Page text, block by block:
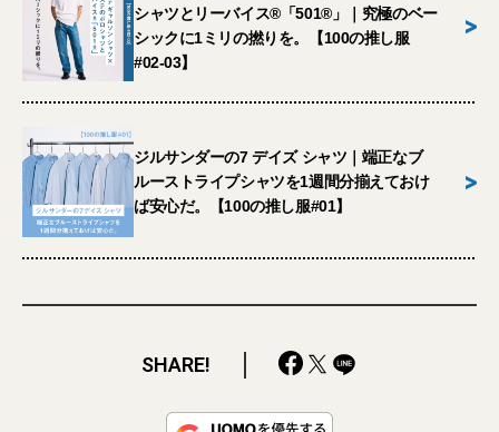
シャツとリーバイス®︎「501®︎」｜究極のベー
シックに1ミリの撚りを。【100の推し服
#02-03】
>
ジルサンダーの7 デイズ シャツ｜端正なブ
ルーストライプシャツを1週間分揃えておけ
ば安心だ。【100の推し服#01】
>
SHARE!